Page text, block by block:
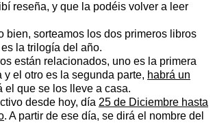
reseña, y que la podéis volver a leer
bien, sorteamos los dos primeros libros
la trilogía del año.
están relacionados, uno es la primera
y el otro es la segunda parte, habrá un
el que se los lleve a casa.
desde hoy, día 25 de Diciembre hasta
. A partir de ese día, se dirá el nombre del